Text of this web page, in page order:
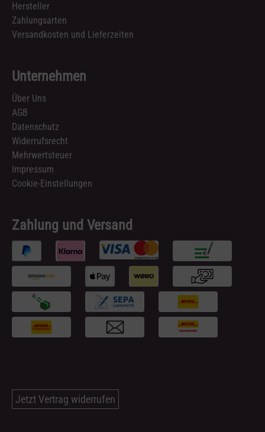
Hersteller
Zahlungsarten
Versandkosten und Lieferzeiten
Unternehmen
Über Uns
AGB
Datenschutz
Widerrufsrecht
Mehrwertsteuer
Impressum
Cookie-Einstellungen
Zahlung und Versand
Jetzt Vertrag widerrufen